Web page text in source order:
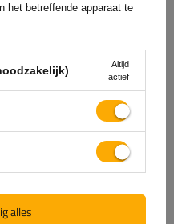
van
kiest u ervoor om
te kopen. U bent er
Wij ontwerpen en
het betreffende apparaat te
Altijd
actief
alles